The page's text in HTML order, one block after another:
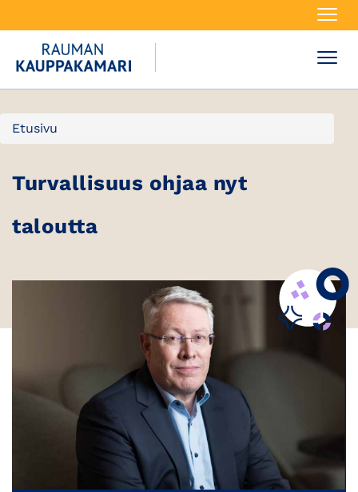
Etusivu
Turvallisuus ohjaa nyt
taloutta